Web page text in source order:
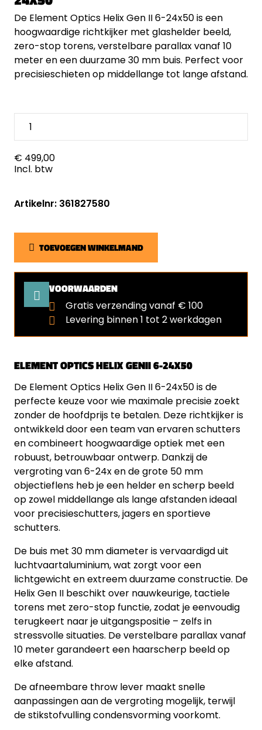
ELEMENT OPTICS HELIX GENII 6-24X50
De Element Optics Helix Gen II 6-24x50 is de
perfecte keuze voor wie maximale precisie zoekt
zonder de hoofdprijs te betalen. Deze richtkijker is
ontwikkeld door een team van ervaren schutters
en combineert hoogwaardige optiek met een
robuust, betrouwbaar ontwerp. Dankzij de
vergroting van 6-24x en de grote 50 mm
objectieflens heb je een helder en scherp beeld
op zowel middellange als lange afstanden ideaal
voor precisieschutters, jagers en sportieve
schutters.
De buis met 30 mm diameter is vervaardigd uit
luchtvaartaluminium, wat zorgt voor een
lichtgewicht en extreem duurzame constructie. De
Helix Gen II beschikt over nauwkeurige, tactiele
torens met zero-stop functie, zodat je eenvoudig
terugkeert naar je uitgangspositie – zelfs in
stressvolle situaties. De verstelbare parallax vanaf
10 meter garandeert een haarscherp beeld op
elke afstand.
De afneembare throw lever maakt snelle
aanpassingen aan de vergroting mogelijk, terwijl
de stikstofvulling condensvorming voorkomt.
De Element Optics Helix Gen II 6-24x50 is een
hoogwaardige richtkijker met glashelder beeld,
zero-stop torens, verstelbare parallax vanaf 10
meter en een duurzame 30 mm buis. Perfect voor
precisieschieten op middellange tot lange afstand.
€ 499,00
Incl. btw
Artikelnr: 361827580
TOEVOEGEN WINKELMAND
VOORWAARDEN
Gratis verzending vanaf € 100
Levering binnen 1 tot 2 werkdagen